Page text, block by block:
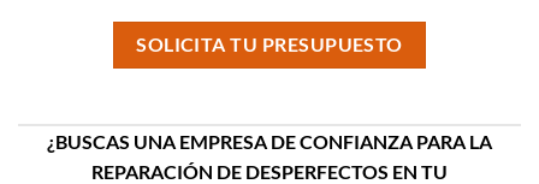
SOLICITA TU PRESUPUESTO
¿BUSCAS UNA EMPRESA DE CONFIANZA PARA LA
REPARACIÓN DE DESPERFECTOS EN TU